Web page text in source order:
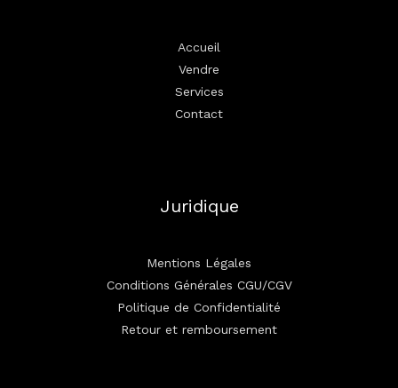
Accueil
Vendre
Services
Contact
Juridique
Mentions Légales
Conditions Générales CGU/CGV
Politique de Confidentialité
Retour et remboursement